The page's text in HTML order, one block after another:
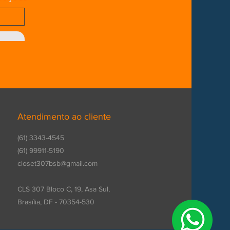
Atendimento ao cliente
(61) 3343-4545
(61) 99911-5190
closet307bsb@gmail.com
CLS 307 Bloco C, 19, Asa Sul,
Brasília, DF - 70354-530